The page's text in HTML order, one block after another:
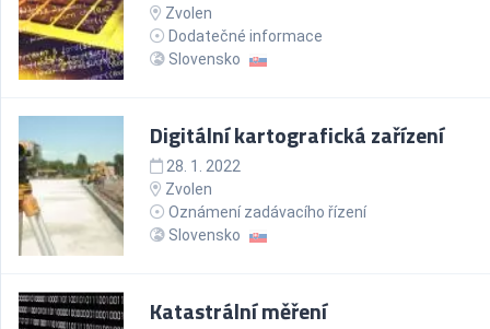
Zvolen
Dodatečné informace
Slovensko
Digitální kartografická zařízení
28. 1. 2022
Zvolen
Oznámení zadávacího řízení
Slovensko
Katastrální měření